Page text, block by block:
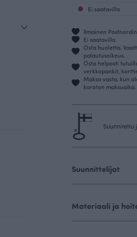
Ei saatavilla
Ilmainen
Ei saatavilla
Osta huoletta.
palautusoikeus.
Osta helposti
verkkopankit,
Maksa vasta, kun
koroton maksuaika.
Suunniteltu
Suunnittelijat
Materiaali ja